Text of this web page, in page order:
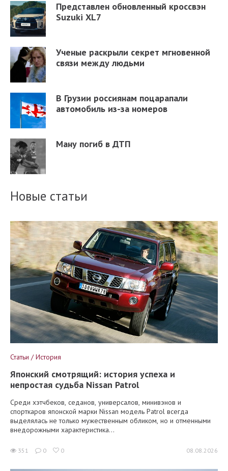
Представлен обновленный кроссвэн
Suzuki XL7
Ученые раскрыли секрет мгновенной
связи между людьми
В Грузии россиянам поцарапали
автомобиль из-за номеров
Ману погиб в ДТП
Новые статьи
Статьи / История
Японский смотрящий: история успеха и
непростая судьба Nissan Patrol
Среди хэтчбеков, седанов, универсалов, минивэнов и
спорткаров японской марки Nissan модель Patrol всегда
выделялась не только мужественным обликом, но и отменными
внедорожными характеристика...
351 0 0 08.08.2026